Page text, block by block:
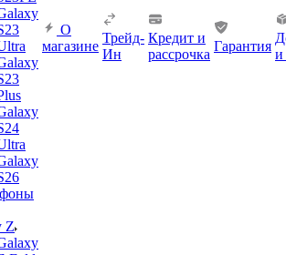
Z
О
магазине
Трейд-
Ин
Кредит и
рассрочка
Гарантия
и